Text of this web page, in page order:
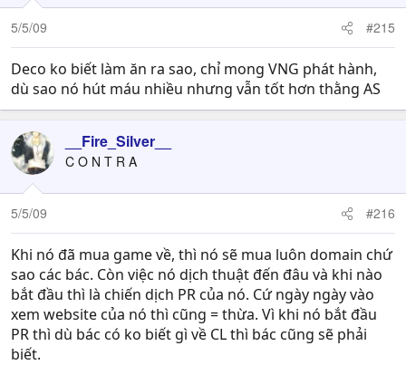
5/5/09 #215
Deco ko biết làm ăn ra sao, chỉ mong VNG phát hành,
dù sao nó hút máu nhiều nhưng vẫn tốt hơn thằng AS
__Fire_Silver__
C O N T R A
5/5/09 #216
Khi nó đã mua game về, thì nó sẽ mua luôn domain chứ
sao các bác. Còn việc nó dịch thuật đến đâu và khi nào
bắt đầu thì là chiến dịch PR của nó. Cứ ngày ngày vào
xem website của nó thì cũng = thừa. Vì khi nó bắt đầu
PR thì dù bác có ko biết gì về CL thì bác cũng sẽ phải
biết.